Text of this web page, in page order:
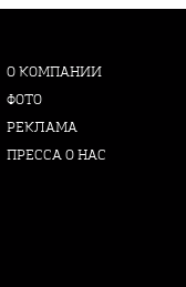
О КОМПАНИИ
ФОТО
РЕКЛАМА
ПРЕССА О НАС